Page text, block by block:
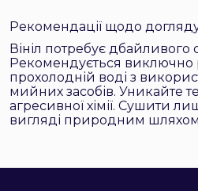
Рекомендації щодо
Вініл потребує дбайливого
Рекомендується виключно
прохолодній воді з
мийних засобів. Уникайте
агресивної хімії. Сушити
вигляді природним